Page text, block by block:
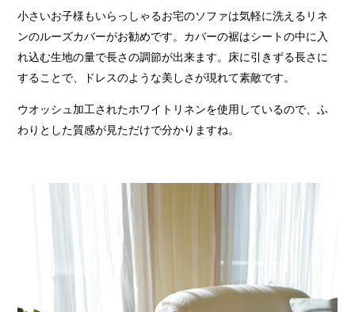
小さいお子様もいらっしゃるお宅のソファは気軽に洗えるリネ
ンのルーズカバーがお勧めです。カバーの裾はシートの中に入
れ込む生地の量で長さの調節が出来ます。床に引きずる長さに
することで、ドレスのような美しさが現れて素敵です。
ウオッシュ加工されたホワイトリネンを使用しているので、ふ
わりとした質感が見ただけで分かりますね。